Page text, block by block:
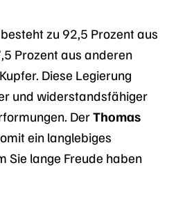
besteht zu 92,5 Prozent aus
Prozent aus anderen
Diese Legierung
und widerstandsfähiger
DerThomas
ein langlebiges
Sie lange Freude haben